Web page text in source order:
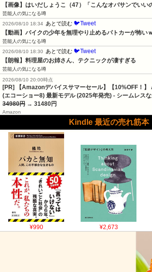
【画像】はいだしょうこ（47）「こんなオバサンでいい
芸能人の気になる噂
2026/08/10 18:34 あとで読む 🐦Tweet
【動画】バイクの少年を無理やり止めるパトカーが怖い
芸能人の気になる噂
2026/08/10 18:30
あとで読む 🐦Tweet
【朗報】料理屋のお姉さん、テクニックが凄すぎる
芸能人の気になる噂
2026/08/10 20:00時点
[PR] 【Amazonデバイスサマーセール】【10%OFF！
(エコーショー8) 最新モデル (2025年発売) - シームレス
34980円 → 31480円
Amazon
Kindle 最近の売れ筋本
¥990 ¥2,673